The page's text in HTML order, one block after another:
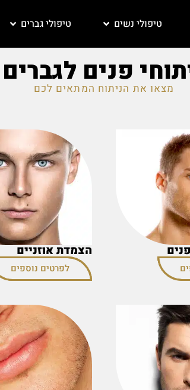
טיפולי נשים טיפולי גברים
פנים לגברים
מצאו את הניתוח המתאים לכם
הצמדת אוזניים
לפרטים נוספים